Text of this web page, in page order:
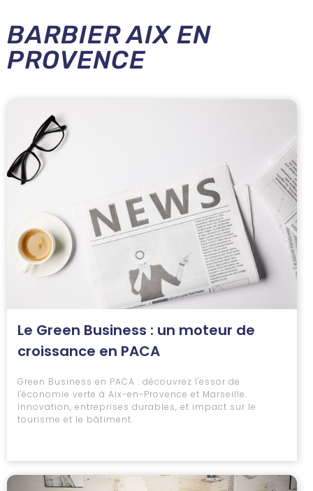
BARBIER AIX EN
PROVENCE
Le Green Business : un moteur de
croissance en PACA
Green Business en PACA : découvrez l'essor de
l'économie verte à Aix-en-Provence et Marseille.
Innovation, entreprises durables, et impact sur le
tourisme et le bâtiment.